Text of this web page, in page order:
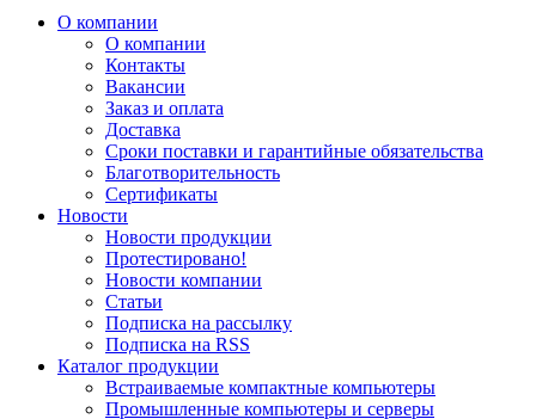
О компании
О компании
Контакты
Вакансии
Заказ и оплата
Доставка
Сроки поставки и гарантийные обязательства
Благотворительность
Сертификаты
Новости
Новости продукции
Протестировано!
Новости компании
Статьи
Подписка на рассылку
Подписка на RSS
Каталог продукции
Встраиваемые компактные компьютеры
Промышленные компьютеры и серверы